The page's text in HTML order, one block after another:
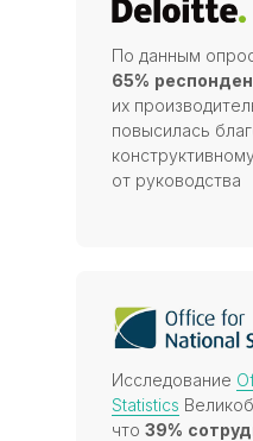
По данным
65%
их
повысилась
от руководства
Исследование
Statistics
что 39%